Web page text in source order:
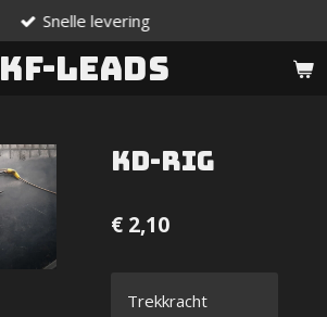
KF-Leads
Snelle levering
KD-Rig
€ 2,10
Trekkracht